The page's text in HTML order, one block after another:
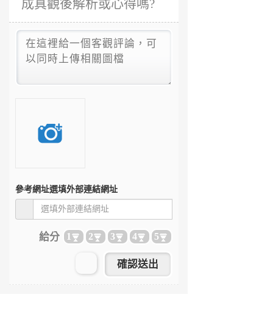
成真觀後解析或心得嗎?
參考網址選填外部連結網址
給分 1 2 3 4 5